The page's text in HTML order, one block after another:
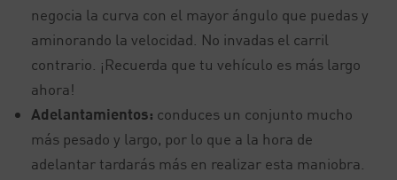
negocia la curva con el mayor ángulo que puedas y
aminorando la velocidad. No invadas el carril
contrario. ¡Recuerda que tu vehículo es más largo
ahora!
Adelantamientos: conduces un conjunto mucho
más pesado y largo, por lo que a la hora de
adelantar tardarás más en realizar esta maniobra.